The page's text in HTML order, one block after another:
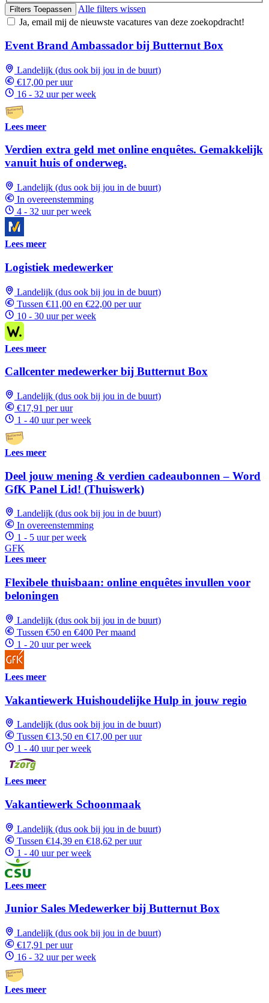
Filters Toepassen
Alle filters wissen
Ja, email mij de nieuwste vacatures van deze zoekopdracht!
Event Brand Ambassador bij Butternut Box
Landelijk (dus ook bij jou in de buurt)
€17,00 per uur
16 - 32 uur per week
Lees meer
Verdien extra geld met online enquêtes. Gemakkelijk
vanuit huis of onderweg.
Landelijk (dus ook bij jou in de buurt)
In overeenstemming
4 - 32 uur per week
Lees meer
Logistiek medewerker
Landelijk (dus ook bij jou in de buurt)
Tussen €11,00 en €22,00 per uur
10 - 30 uur per week
Lees meer
Callcenter medewerker bij Butternut Box
Landelijk (dus ook bij jou in de buurt)
€17,91 per uur
1 - 40 uur per week
Lees meer
Deel jouw mening & verdien cadeaubonnen – Word
GfK Panel Lid! (Thuiswerk)
Landelijk (dus ook bij jou in de buurt)
In overeenstemming
1 - 5 uur per week
GFK
Lees meer
Flexibele thuisbaan: online enquêtes invullen voor
beloningen
Landelijk (dus ook bij jou in de buurt)
Tussen €50 en €400 Per maand
1 - 20 uur per week
Lees meer
Vakantiewerk Huishoudelijke Hulp in jouw regio
Landelijk (dus ook bij jou in de buurt)
Tussen €13,50 en €17,00 per uur
1 - 40 uur per week
Lees meer
Vakantiewerk Schoonmaak
Landelijk (dus ook bij jou in de buurt)
Tussen €14,39 en €18,62 per uur
1 - 40 uur per week
Lees meer
Junior Sales Medewerker bij Butternut Box
Landelijk (dus ook bij jou in de buurt)
€17,91 per uur
16 - 32 uur per week
Lees meer